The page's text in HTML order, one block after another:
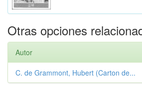
Otras opciones
Autor
C. de Grammont, Hubert (Carton de...